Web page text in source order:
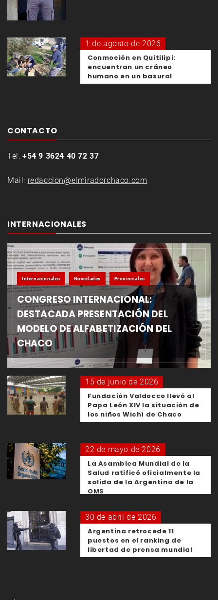
1 de agosto de 2026
Conmoción en Quitilipi:
encuentran un cráneo
humano en un basural
CONTACTO
Tel: +54 9 3624 40 72 37
Mail: redaccion@elmiradorchaco.com
INTERNACIONALES
Internacionales Novedades Provinciales
CONGRESO INTERNACIONAL:
DESTACADA PRESENTACIÓN DEL
MODELO DE ALFABETIZACIÓN DEL
CHACO
15 de junio de 2026
Fundación Valdocco llevó al
Papa León XIV la situación de
los niños Wichí de Chaco
22 de mayo de 2026
La Asamblea Mundial de la
Salud ratificó oficialmente la
salida de la Argentina de la
OMS
30 de abril de 2026
Argentina retrocede 11
puestos en el ranking de
libertad de prensa mundial